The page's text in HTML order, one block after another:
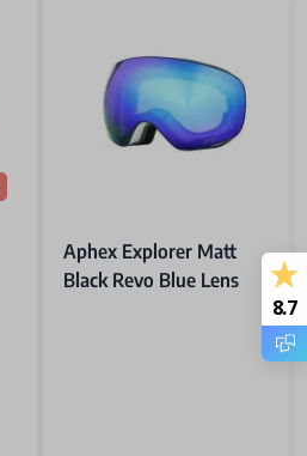
Aphex Explorer Matt
Black Revo Blue Lens
8.7